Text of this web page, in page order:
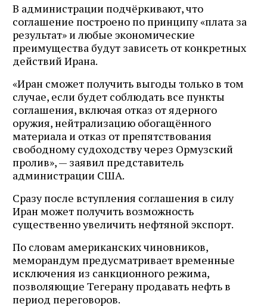
В администрации подчёркивают, что
соглашение построено по принципу «плата за
результат» и любые экономические
преимущества будут зависеть от конкретных
действий Ирана.
«Иран сможет получить выгоды только в том
случае, если будет соблюдать все пункты
соглашения, включая отказ от ядерного
оружия, нейтрализацию обогащённого
материала и отказ от препятствования
свободному судоходству через Ормузский
пролив», — заявил представитель
администрации США.
Сразу после вступления соглашения в силу
Иран может получить возможность
существенно увеличить нефтяной экспорт.
По словам американских чиновников,
меморандум предусматривает временные
исключения из санкционного режима,
позволяющие Тегерану продавать нефть в
период переговоров.